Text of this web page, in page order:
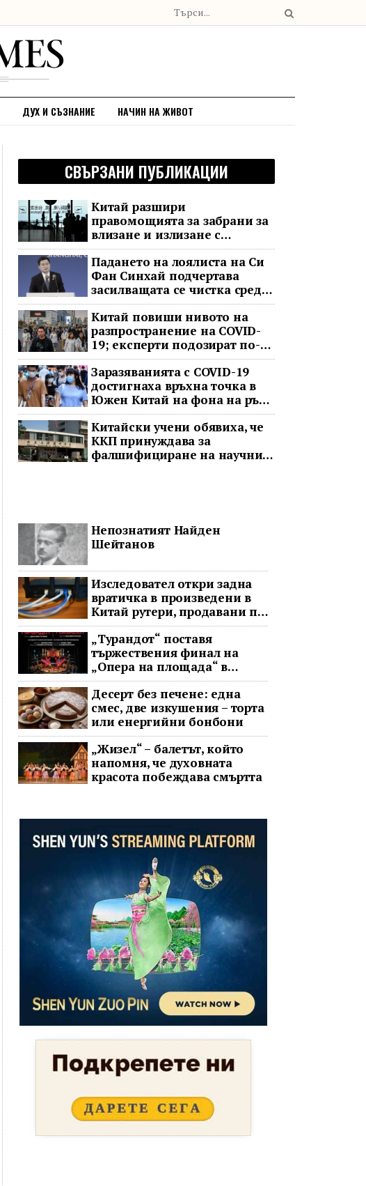
ДУХ И СЪЗНАНИЕ НАЧИН НА ЖИВОТ
СВЪРЗАНИ ПУБЛИКАЦИИ
Китай разшири
правомощията за забрани за
влизане и излизане с
всеобхватни нови правила
Падането на лоялиста на Си
Фан Синхай подчертава
засилващата се чистка сред
финансовия елит на Китай
Китай повиши нивото на
разпространение на COVID-
19; експерти подозират по-
тежка ситуация
Заразяванията с COVID-19
достигнаха връхна точка в
Южен Китай на фона на ръст
в цялата страна
Китайски учени обявиха, че
ККП принуждава за
фалшифициране на научни
Непознатият Найден
Шейтанов
Изследовател откри задна
вратичка в произведени в
Китай рутери, продавани по
целия свят
„Турандот“ поставя
тържествения финал на
„Опера на площада“ в
София
Десерт без печене: една
смес, две изкушения – торта
или енергийни бонбони
„Жизел“ – балетът, който
напомня, че духовната
красота побеждава смъртта